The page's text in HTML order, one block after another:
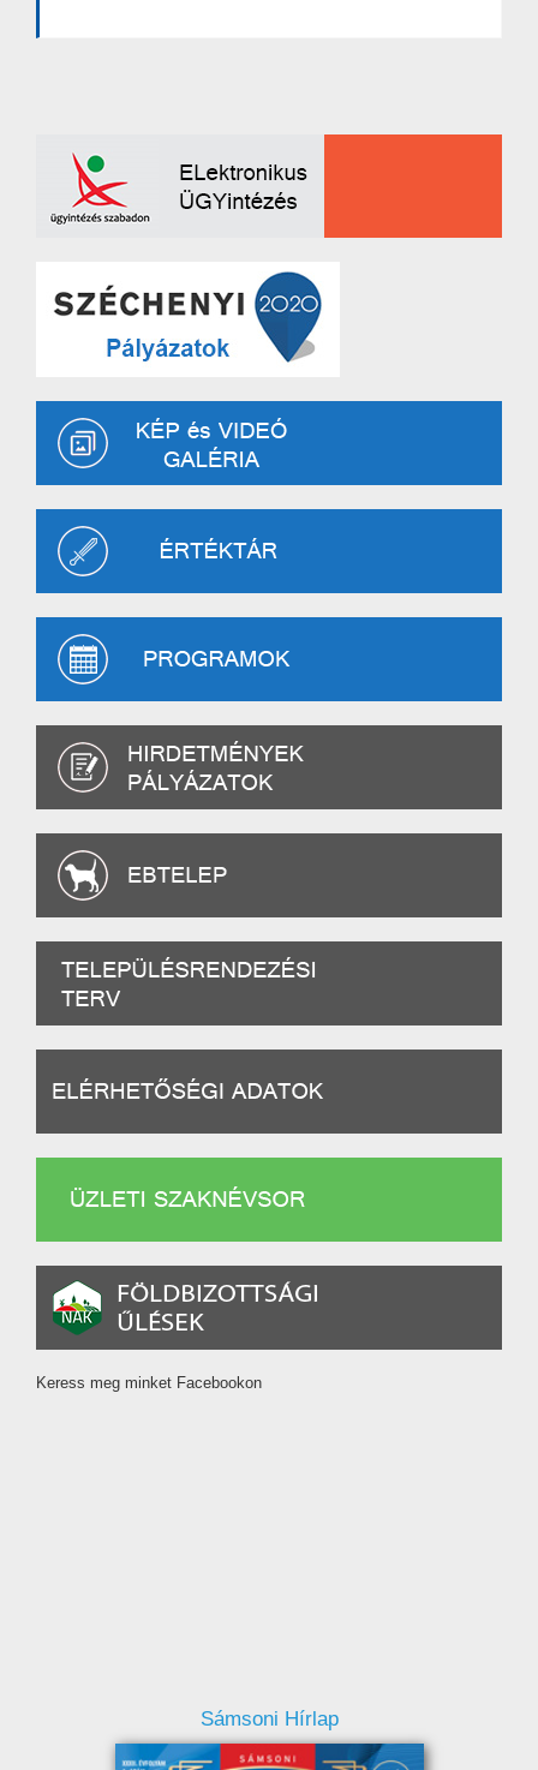
Keress meg minket Facebookon
Sámsoni Hírlap